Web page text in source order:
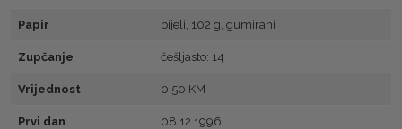
Papir bijeli, 102 g, gumirani
Zupčanje češljasto: 14
Vrijednost 0.50 KM
Prvi dan 08.12.1996